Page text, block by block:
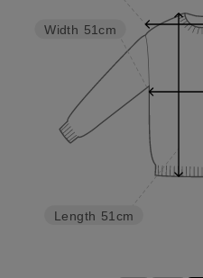
Length 51cm
Width 51cm